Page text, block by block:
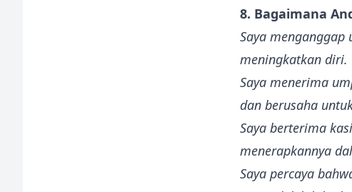
8. Bagaimana
Saya
meningkatkan diri.
Saya menerima
dan berusaha
Saya berterima
menerapkannya
Saya percaya